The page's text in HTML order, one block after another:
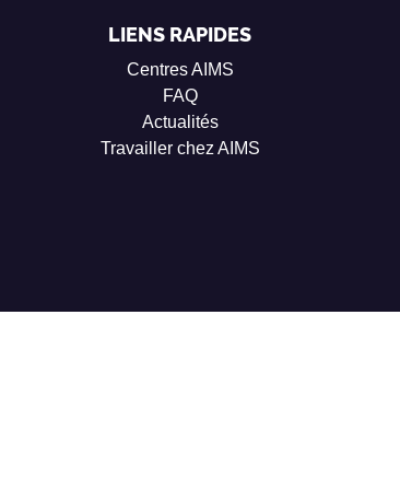
LIENS RAPIDES
Centres AIMS
FAQ
Actualités
Travailler chez AIMS